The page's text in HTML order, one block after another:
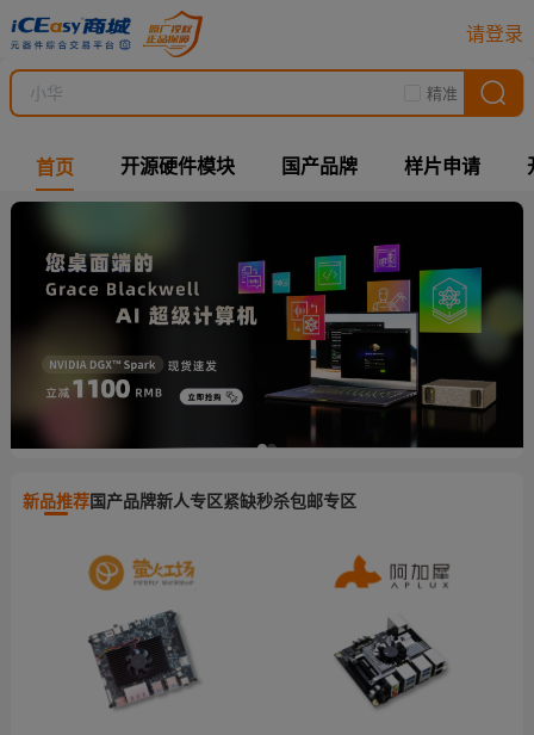
请登录
精准
首页 开源硬件模块 国产品牌 样片申请
新品推荐国产品牌新人专区紧缺秒杀包邮专区